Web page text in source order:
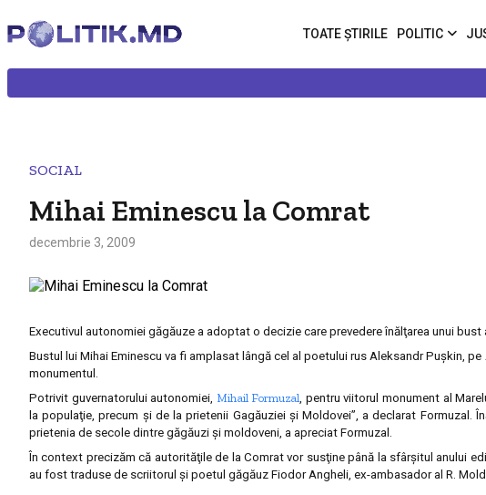
TOATE ȘTIRILE POLITIC
SOCIAL
Mihai Eminescu la Comrat
decembrie 3, 2009
Executivul autonomiei găgăuze a adoptat o decizie care prevedere înălţarea unui bust
Bustul lui Mihai Eminescu va fi amplasat lângă cel al poetului rus Aleksandr Puşkin,
monumentul.
Potrivit guvernatorului autonomiei, Mihail Formuzal, pentru viitorul monument al
la populaţie, precum şi de la prietenii Gagăuziei şi Moldovei”, a declarat Formuzal.
prietenia de secole dintre găgăuzi şi moldoveni, a apreciat Formuzal.
În context precizăm că autorităţile de la Comrat vor susţine până la sfârşitul anului
au fost traduse de scriitorul şi poetul găgăuz Fiodor Angheli, ex-ambasador al R.